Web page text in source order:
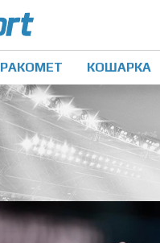
РАКОМЕТ КОШАРКА